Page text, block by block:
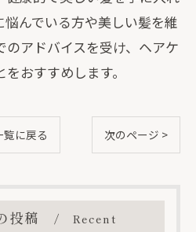
んでいる方や美しい髪を維
アドバイスを受け、ヘアケ
おすすめします。
覧に戻る 次のページ >
投稿
Recent